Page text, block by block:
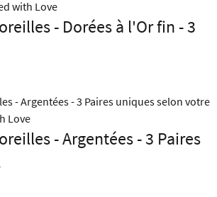
- Dorées à l'Or fin - 3
- Argentées - 3 Paires